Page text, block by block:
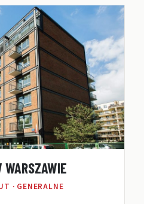
· GENERALNE